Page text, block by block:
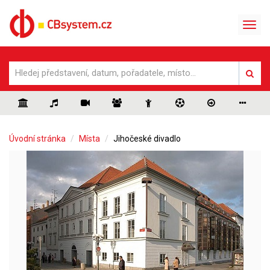
Úvodní stránka Místa Jihočeské divadlo